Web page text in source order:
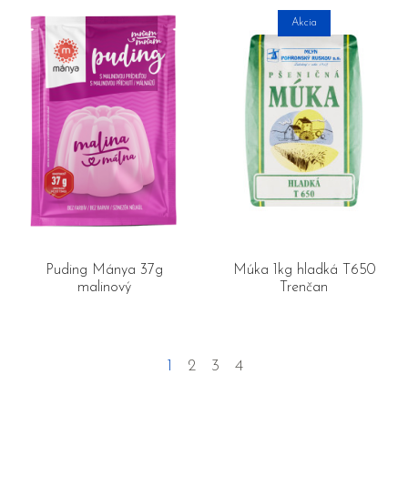
Puding Mánya 37g
malinový
Akcia
Múka 1kg hladká T650
Trenčan
1 2 3 4